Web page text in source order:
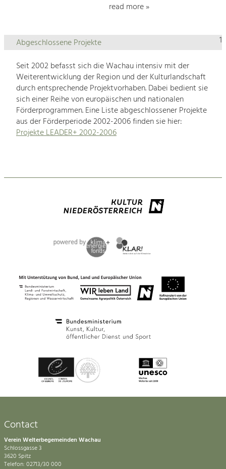
read more »
1
Abgeschlossene Projekte
Seit 2002 befasst sich die Wachau intensiv mit der
Weiterentwicklung der Region und der Kulturlandschaft
durch entsprechende Projektvorhaben. Dabei bedient sie
sich einer Reihe von europäischen und nationalen
Förderprogrammen. Eine Liste abgeschlossener Projekte
aus der Förderperiode 2002-2006 finden sie hier:
Projekte LEADER+ 2002-2006
Contact
Verein Welterbegemeinden Wachau
Schlossgasse 3
3620 Spitz
Telefon: 02713/30 000